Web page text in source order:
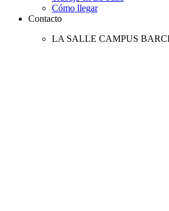
Cómo llegar
Contacto
LA SALLE CAMPUS